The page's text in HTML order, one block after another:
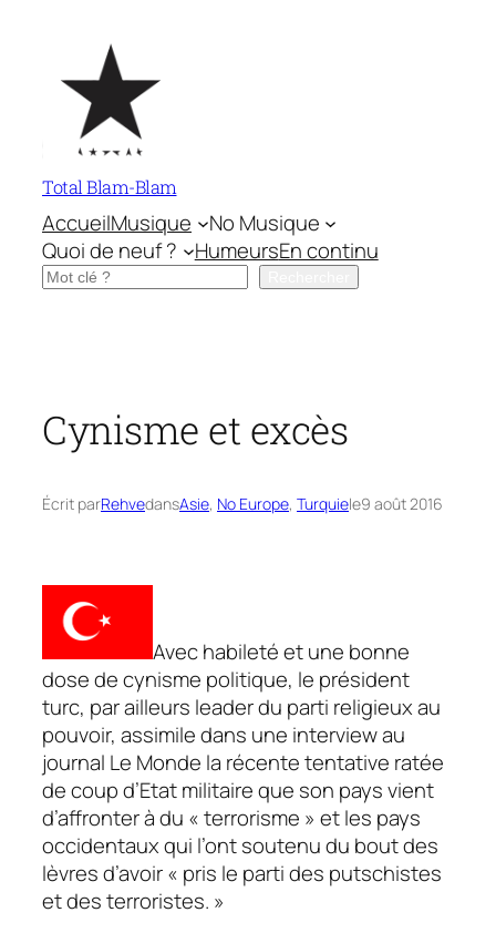
contenu
Total Blam-Blam
AccueilMusique
No Musique
Quoi de neuf ?
HumeursEn continu
Rechercher
Cynisme et excès
Écrit parRehvedansAsie, No Europe, Turquiele9 août 2016
Avec habileté et une bonne
dose de cynisme politique, le président
turc, par ailleurs leader du parti religieux au
pouvoir, assimile dans une interview au
journal Le Monde la récente tentative ratée
de coup d’Etat militaire que son pays vient
d’affronter à du « terrorisme » et les pays
occidentaux qui l’ont soutenu du bout des
lèvres d’avoir« pris le parti des putschistes
et des terroristes. »